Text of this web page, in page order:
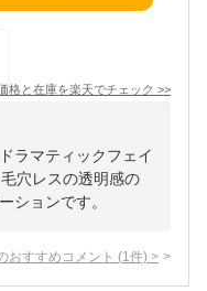
格と在庫を楽天でチェック >>
ラマティックフェイ
穴レスの透明感の
ションです。
おすすめコメント (1 件) >